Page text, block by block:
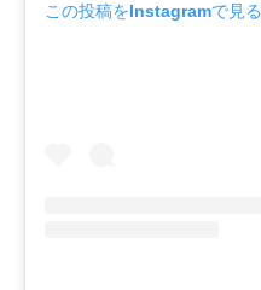
この投稿をInstagramで見る